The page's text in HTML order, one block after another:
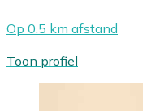
Op 0.5 km afstand
Toon profiel